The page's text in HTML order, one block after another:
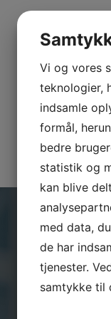
SENESTE
CRM overBLIK
virksomheder –
SkyViewCRM
dataindsamling
Effektivt salg er
Er du på vej til
via et
HAR DU
Har du
Vi og vores
teknologier,
indsamle
formål,
bedre
statistik og
kan blive
med data,
de har
tjenester.
samtykke til